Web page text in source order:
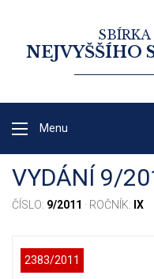
NEJVYŠŠÍHO
Menu
VYDÁNÍ 9/
ČÍSLO: 9/2011 · ROČNÍK: IX
2383/2011